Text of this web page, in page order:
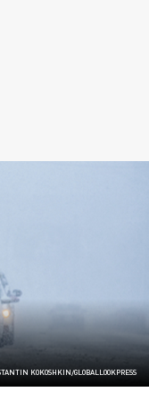
KOKOSHKIN/GLOBALLOOKPRESS